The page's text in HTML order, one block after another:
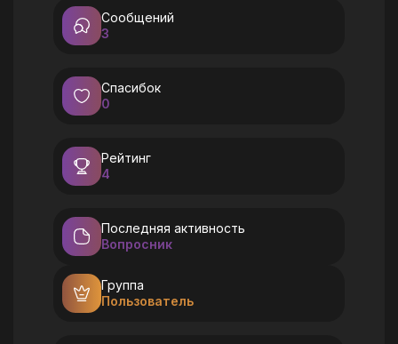
Сообщений
3
Спасибок
0
Рейтинг
4
Последняя активность
Вопросник
Группа
Пользователь